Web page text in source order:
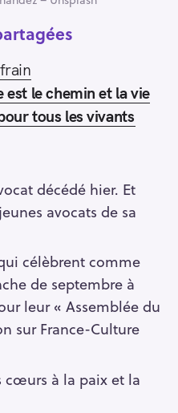
est le chemin et la vie
tous les vivants
décédé hier. Et
avocats de sa
célèbrent comme
de septembre à
leur « Assemblée du
sur France-Culture
cœurs à la paix et la